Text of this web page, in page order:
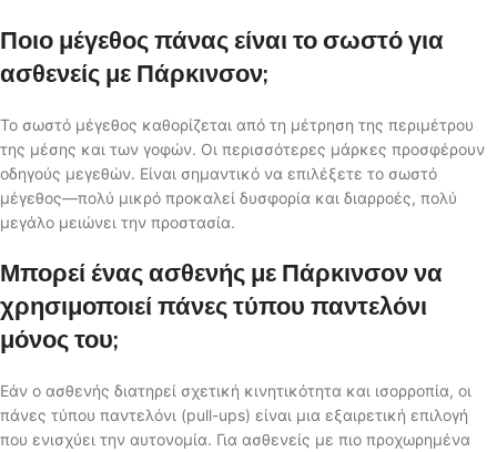
Ποιο μέγεθος πάνας είναι το σωστό για
ασθενείς με Πάρκινσον;
Το σωστό μέγεθος καθορίζεται από τη μέτρηση της περιμέτρου
της μέσης και των γοφών. Οι περισσότερες μάρκες προσφέρουν
οδηγούς μεγεθών. Είναι σημαντικό να επιλέξετε το σωστό
μέγεθος—πολύ μικρό προκαλεί δυσφορία και διαρροές, πολύ
μεγάλο μειώνει την προστασία.
Μπορεί ένας ασθενής με Πάρκινσον να
χρησιμοποιεί πάνες τύπου παντελόνι
μόνος του;
Εάν ο ασθενής διατηρεί σχετική κινητικότητα και ισορροπία, οι
πάνες τύπου παντελόνι (pull-ups) είναι μια εξαιρετική επιλογή
που ενισχύει την αυτονομία. Για ασθενείς με πιο προχωρημένα